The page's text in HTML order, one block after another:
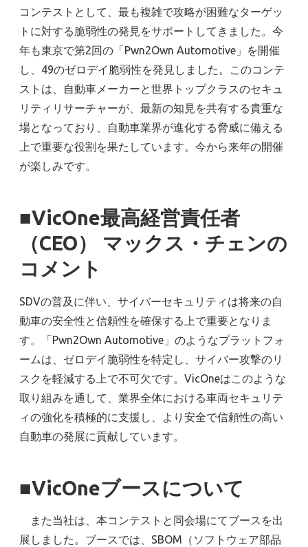
コンテストとして、最も複雑で攻略が困難なターゲッ
トに対する脆弱性の発見をサポートしてきました。今
年も東京で第2回の「Pwn2Own Automotive」を開催
し、49のゼロデイ脆弱性を発見しました。このコンテ
ストは、自動車メーカーと世界トップクラスのセキュ
リティリサーチャーが、最新の知見を共有する貴重な
場となっており、自動車業界が進化する脅威に備える
上で重要な役割を果たしています。今から来年の開催
が楽しみです。
■VicOne最高経営責任者
（CEO） マックス・チェンの
コメント
SDVの普及に伴い、サイバーセキュリティは将来の自
動車の安全性と信頼性を確保する上で重要となりま
す。「Pwn2Own Automotive」のようなプラットフォ
ームは、ゼロデイ脆弱性を特定し、サイバー攻撃のリ
スクを軽減する上で不可欠です。VicOneはこのような
取り組みを通して、業界全体における車両セキュリテ
ィの強化を積極的に支援し、より安全で信頼性の高い
自動車の発展に貢献しています。
■VicOneブースについて
また当社は、本コンテストと同会場にてブースを出
展しました。ブースでは、SBOM（ソフトウェア部品